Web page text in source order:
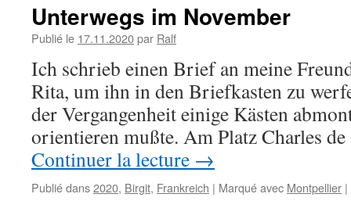
Unterwegs im November
Publié le 17.11.2020par Ralf
Ich schrieb einen Brief an meine
Rita, um ihn in den Briefkasten zu
der Vergangenheit einige Kästen
orientieren mußte. Am Platz Charles
Continuer la lecture →
Publié dans2020, Birgit, Frankreich | Marqué avec Montpellier |